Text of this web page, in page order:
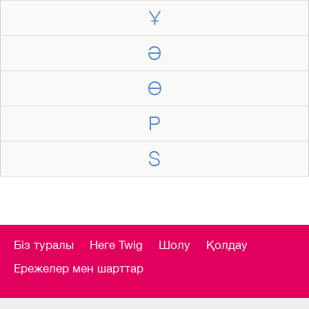
Ұ
Ә
Ө
P
S
Біз туралы Неге Twig Шолу
Қолдау
Ережелер мен шарттар